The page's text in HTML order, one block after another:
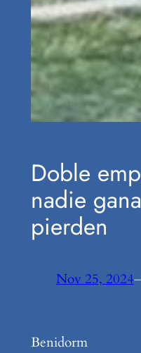
Doble
nadie
pierden
Nov 25, 2024
Benidorm